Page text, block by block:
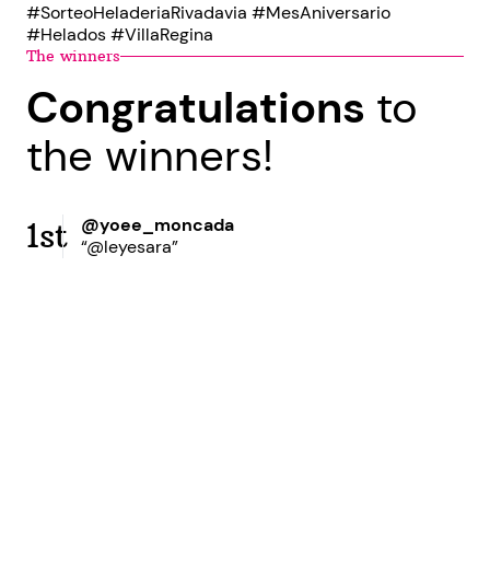
#SorteoHeladeriaRivadavia #MesAniversario
#Helados #VillaRegina
The winners
Congratulations to
the winners!
1st
@yoee_moncada
“@leyesara”